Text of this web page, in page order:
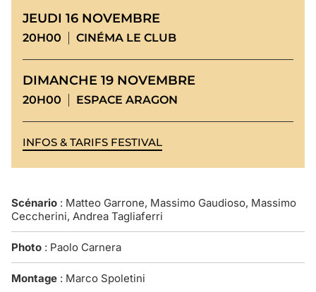
JEUDI 16 NOVEMBRE
20H00 CINÉMA LE CLUB
DIMANCHE 19 NOVEMBRE
20H00 ESPACE ARAGON
INFOS & TARIFS FESTIVAL
Scénario : Matteo Garrone, Massimo Gaudioso, Massimo
Ceccherini, Andrea Tagliaferri
Photo : Paolo Carnera
Montage : Marco Spoletini